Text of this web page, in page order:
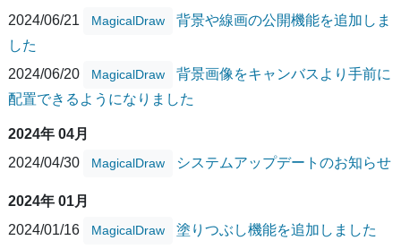
2024/06/21
MagicalDraw
背景や線画の公開機能を追加しま
した
2024/06/20
MagicalDraw
背景画像をキャンバスより手前に
配置できるようになりました
2024年 04月
2024/04/30
MagicalDraw システムアップデートのお知らせ
2024年 01月
2024/01/16
MagicalDraw 塗りつぶし機能を追加しました